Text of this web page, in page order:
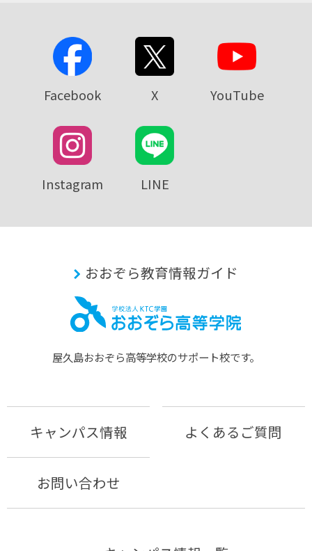
Facebook X YouTube
Instagram LINE
おおぞら教育情報ガイド
屋久島おおぞら⾼等学校のサポート校です。
キャンパス情報 よくあるご質問
お問い合わせ